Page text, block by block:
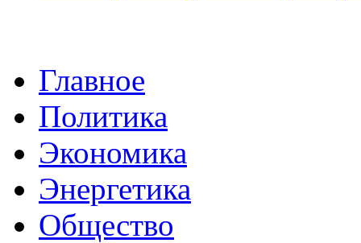
Главное
Политика
Экономика
Энергетика
Общество